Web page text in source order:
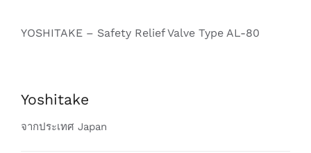
YOSHITAKE – Safety Relief Valve Type AL-80
Yoshitake
จากประเทศ Japan